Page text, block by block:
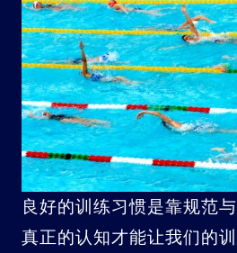
良好的训练习惯是靠规范
真正的认知才能让我们的训